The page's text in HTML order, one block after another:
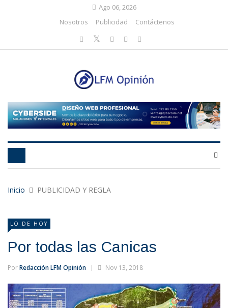
Ago 06, 2026
Nosotros
Publicidad Contáctenos
Inicio PUBLICIDAD Y REGLA
LO DE HOY
Por todas las Canicas
PorRedacción LFM Opinión Nov 13, 2018